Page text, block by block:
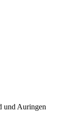
und Auringen